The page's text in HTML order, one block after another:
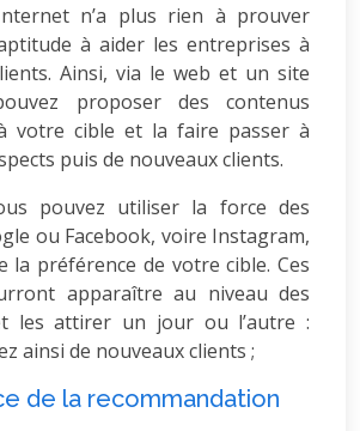
n’a plus rien à prouver
à aider les entreprises à
Ainsi, via le web et un site
proposer des contenus
votre cible et la faire passer à
puis de nouveaux clients.
pouvez utiliser la force des
ou Facebook, voire Instagram,
la préférence de votre cible. Ces
apparaître au niveau des
les attirer un jour ou l’autre :
ainsi de nouveaux clients ;
de la recommandation